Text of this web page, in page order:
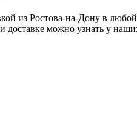
из Ростова-на-Дону в
можно узнать у